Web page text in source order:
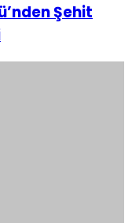
Şehit